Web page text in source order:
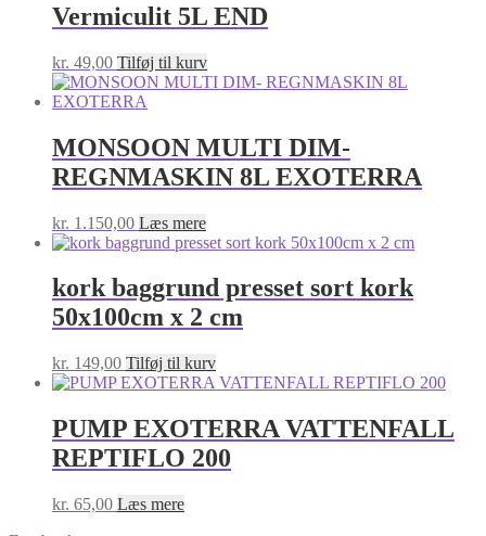
Vermiculit 5L END
kr. 49,00 Tilføj til kurv
MONSOON MULTI DIM-
REGNMASKIN 8L EXOTERRA
kr. 1.150,00 Læs mere
kork baggrund presset sort kork
50x100cm x 2 cm
kr. 149,00 Tilføj til kurv
PUMP EXOTERRA VATTENFALL
REPTIFLO 200
kr. 65,00 Læs mere